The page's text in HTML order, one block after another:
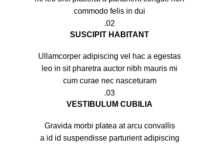
commodo felis in dui
02.
SUSCIPIT HABITANT
Ullamcorper adipiscing vel hac a egestas
leo in sit pharetra auctor nibh mauris mi
cum curae nec nasceturam
03.
VESTIBULUM CUBILIA
Gravida morbi platea at arcu convallis
a id id suspendisse parturient adipiscing